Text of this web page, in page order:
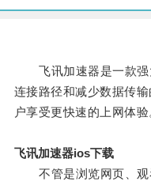
飞讯加速器是一款强
连接路径和减少数据传
户享受更快速的上网体验
飞讯加速器ios下载
不管是浏览网页、观